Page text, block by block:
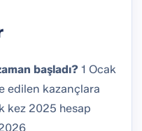
başladı? 1 Ocak
edilen kazançlara
kez 2025 hesap